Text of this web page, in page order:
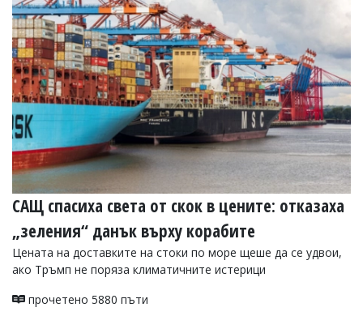
САЩ спасиха света от скок в цените: отказаха
„зеления“ данък върху корабите
Цената на доставките на стоки по море щеше да се удвои,
ако Тръмп не поряза климатичните истерици
прочетено 5880 пъти